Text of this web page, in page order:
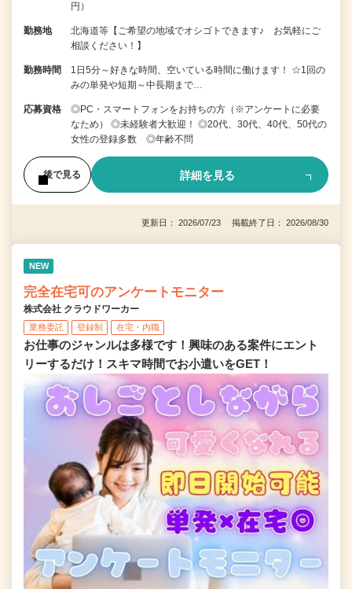
円）
勤務地
北海道等【ご希望の地域でオシゴトできます♪ お気軽にご
相談ください！】
勤務時間
1日5分～好きな時間、空いている時間に働けます！ ☆1回の
みの単発や短期～中長期まで…
応募資格
◎PC・スマートフォンをお持ちの方（※アンケートに必要
なため） ◎未経験者大歓迎！ ◎20代、30代、40代、50代の
女性の登録多数 ◎年齢不問
後で見る 詳細を見る
更新日： 2026/07/23 掲載終了日： 2026/08/30
NEW
完全在宅可のアンケートモニター
株式会社 クラウドワーカー
業務委託 登録制 在宅・内職
お仕事のジャンルは多様です！興味のある案件にエント
リーするだけ！スキマ時間でお小遣いをGET！